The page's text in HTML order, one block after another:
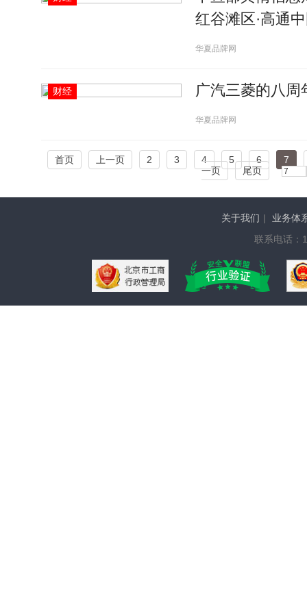
红谷滩区·高通
华夏品牌网
财经 广汽三菱的八周
华夏品牌网
首页 上一页 2 3 4 5 6
7
一页
尾页
关于我们 |
业务体
联系电话